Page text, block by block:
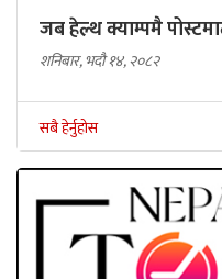
जब हेल्थ क्याम्पमै
शनिबार, भदौ १४, २०८२
सबै हेर्नुहोस